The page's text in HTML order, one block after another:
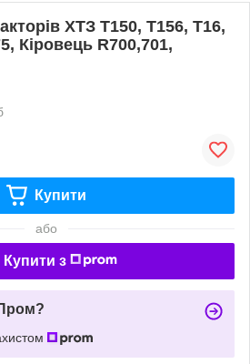
ХТЗ Т150, Т156, Т16,
Кіровець R700,701,
Купити
або
Купити з